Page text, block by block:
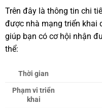
Trên đây là thông tin chi
được nhà mạng triển khai
giúp bạn có cơ hội nhận
thể:
Thời gian
Phạm vi triển
khai